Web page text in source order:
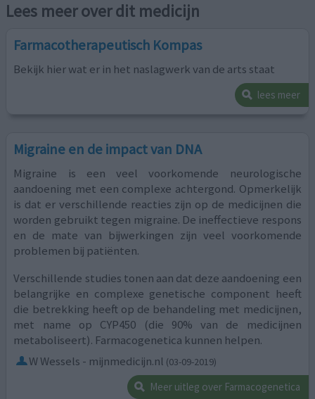
Lees meer over dit medicijn
Farmacotherapeutisch Kompas
Bekijk hier wat er in het naslagwerk van de arts staat
lees meer
Migraine en de impact van DNA
Migraine is een veel voorkomende neurologische
aandoening met een complexe achtergond. Opmerkelijk
is dat er verschillende reacties zijn op de medicijnen die
worden gebruikt tegen migraine. De ineffectieve respons
en de mate van bijwerkingen zijn veel voorkomende
problemen bij patiënten.
Verschillende studies tonen aan dat deze aandoening een
belangrijke en complexe genetische component heeft
die betrekking heeft op de behandeling met medicijnen,
met name op CYP450 (die 90% van de medicijnen
metaboliseert). Farmacogenetica kunnen helpen.
W Wessels - mijnmedicijn.nl (03-09-2019)
Meer uitleg over Farmacogenetica